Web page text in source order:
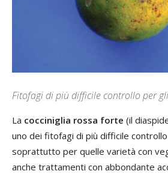
Fitofagi di più difficile controllo per
La cocciniglia rossa forte (il
uno dei fitofagi di più difficile
soprattutto per quelle varietà con
anche trattamenti con abbondante